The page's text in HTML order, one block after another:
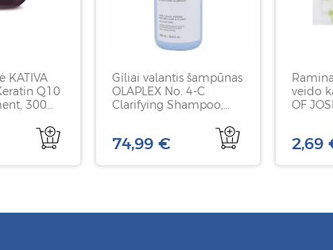
KATIVA
Q10
300
Giliai valantis šampūnas
OLAPLEX No. 4-C
Clarifying Shampoo,
74,99 €
veido
OF
2,69